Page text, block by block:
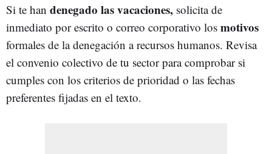
Si te han denegado las vacaciones, solicita de
inmediato por escrito o correo corporativo los motivos
formales de la denegación a recursos humanos. Revisa
el convenio colectivo de tu sector para comprobar si
cumples con los criterios de prioridad o las fechas
preferentes fijadas en el texto.